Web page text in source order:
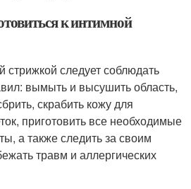
к интимной
следует соблюдать
вымыть и высушить область,
скрабить кожу для
приготовить все необходимые
а также следить за своим
травм и аллергических